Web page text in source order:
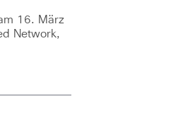
16. März
Network,